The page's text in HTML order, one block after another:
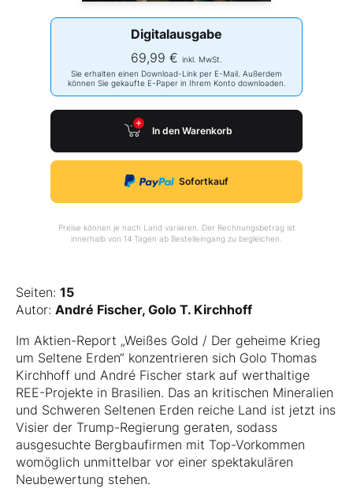
Digitalausgabe
69,99 € inkl. MwSt.
Sie erhalten einen Download-Link per E-Mail. Außerdem
können Sie gekaufte E-Paper in Ihrem Konto downloaden.
In den Warenkorb
Sofortkauf
Preise können je nach Land variieren. Der Rechnungsbetrag ist
innerhalb von 14 Tagen ab Bestelleingang zu begleichen.
Seiten: 15
Autor: André Fischer, Golo T. Kirchhoff
Im Aktien-Report „Weißes Gold / Der geheime Krieg
um Seltene Erden“ konzentrieren sich Golo Thomas
Kirchhoff und André Fischer stark auf werthaltige
REE-Projekte in Brasilien. Das an kritischen Mineralien
und Schweren Seltenen Erden reiche Land ist jetzt ins
Visier der Trump-Regierung geraten, sodass
ausgesuchte Bergbaufirmen mit Top-Vorkommen
womöglich unmittelbar vor einer spektakulären
Neubewertung stehen.